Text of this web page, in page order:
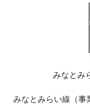
みなとみ
みなとみらい線（事